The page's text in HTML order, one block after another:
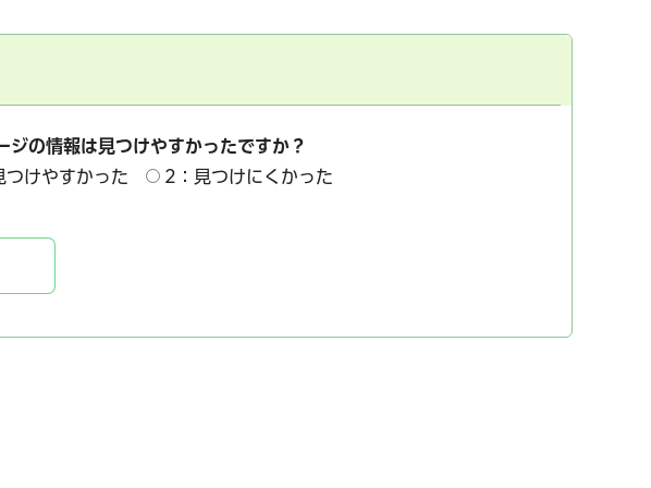
ジの情報は見つけやすかったですか？
つけやすかった
2：見つけにくかった